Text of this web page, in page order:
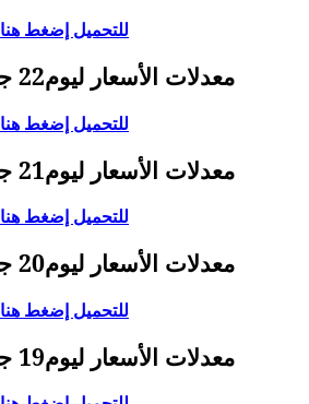
للتحميل إضغط هنا
معدلات الأسعار ليوم22 جويلية 2026
للتحميل إضغط هنا
معدلات الأسعار ليوم21 جويلية 2026
للتحميل إضغط هنا
معدلات الأسعار ليوم20 جويلية 2026
للتحميل إضغط هنا
معدلات الأسعار ليوم19 جويلية 2026